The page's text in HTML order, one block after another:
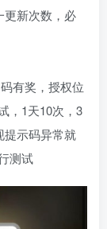
更新次数，必
有奖，授权位
，1天10次，3
提示码异常就
测试